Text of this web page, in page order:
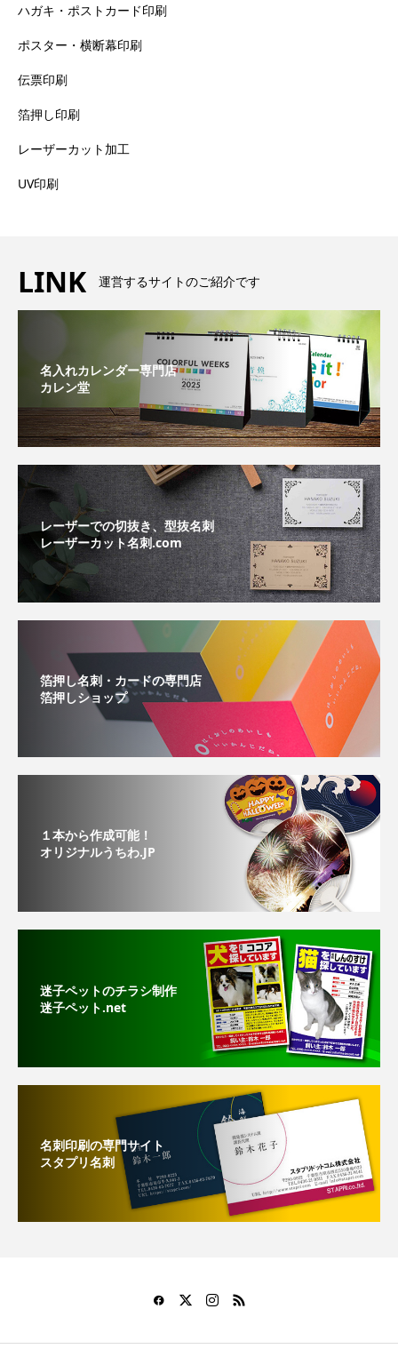
ハガキ・ポストカード印刷
ポスター・横断幕印刷
伝票印刷
箔押し印刷
レーザーカット加工
UV印刷
LINK 運営するサイトのご紹介です
名入れカレンダー専門店
カレン堂
レーザーでの切抜き、型抜名刺
レーザーカット名刺.com
箔押し名刺・カードの専門店
箔押しショップ
１本から作成可能！
オリジナルうちわ.JP
迷子ペットのチラシ制作
迷子ペット.net
名刺印刷の専門サイト
スタプリ名刺